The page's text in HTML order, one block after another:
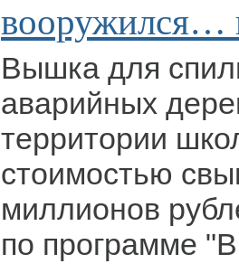
вооружился…
Вышка для
аварийных
территории
стоимостью
миллионов
по программе